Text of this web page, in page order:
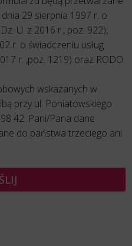
29 sierpnia 1997 r. o
U. z 2016 r., poz. 922),
r. o świadczeniu usług
r. ,poz. 1219) oraz RODO.
wskazanych w
przy ul. Poniatowskiego
42. Pani/Pana dane
do państwa trzeciego ani